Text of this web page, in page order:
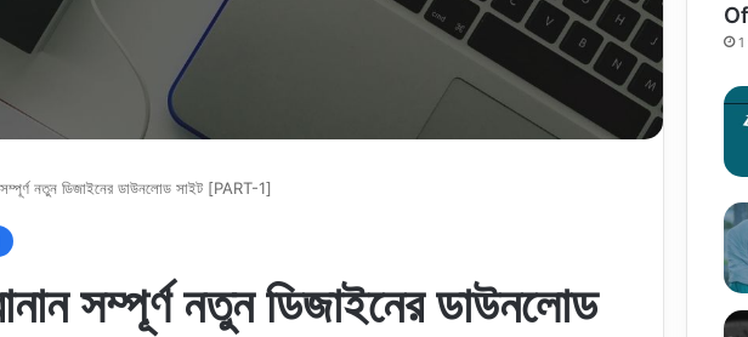
নতুন ডিজাইনের ডাউনলোড সাইট [PART-1]
সম্পূর্ণ নতুন ডিজাইনের ডাউনলোড